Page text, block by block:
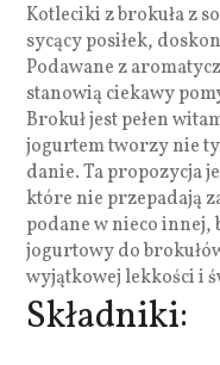
Kotleciki z brokuła z
sycący posiłek,
Podawane z
stanowią ciekawy
Brokuł jest pełen
jogurtem tworzy nie
danie. Ta propozycja
które nie przepadają
podane w nieco
jogurtowy do
wyjątkowej lekkości i
Składniki: